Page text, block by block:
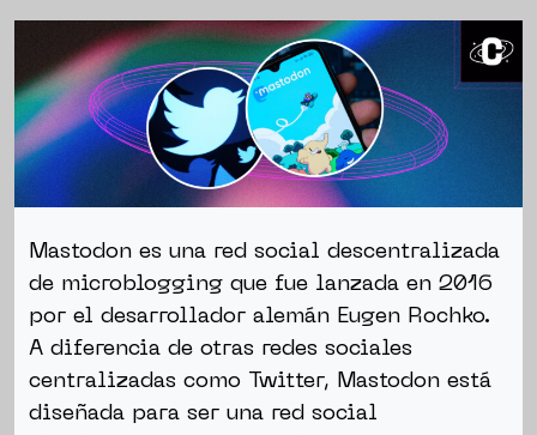
Mastodon es una red social descentralizada
de microblogging que fue lanzada en 2016
por el desarrollador alemán Eugen Rochko.
A diferencia de otras redes sociales
centralizadas como Twitter, Mastodon está
diseñada para ser una red social